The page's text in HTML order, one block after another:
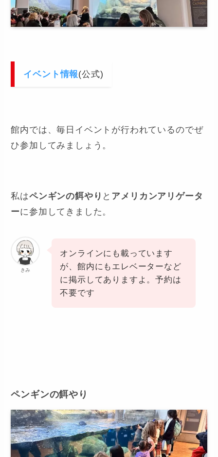
イベント情報(公式)
館内では、毎日イベントが行われているのでぜ
ひ参加してみましょう。
私はペンギンの餌やり と アメリカンアリゲータ
に参加してきました。
オンラインにも載っています
が、館内にもエレベーターなど
に掲示してありますよ。予約は
不要です
ペンギンの餌やり